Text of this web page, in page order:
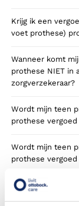
Krijg ik een
voet prothese)
Wanneer komt
prothese NIET in
zorgverzekeraar?
Wordt mijn teen
prothese
Wordt mijn teen
prothese
Betaal ik een